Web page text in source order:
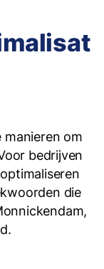
manieren om
bedrijven
die